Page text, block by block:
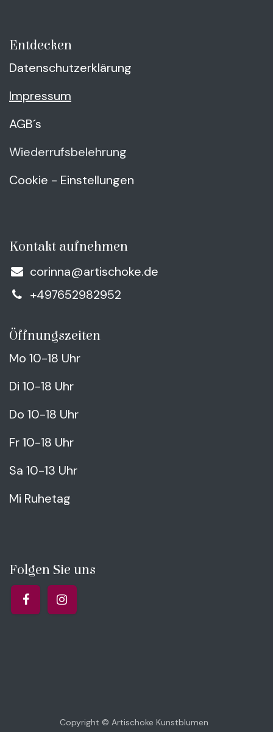
Entdecken
Datenschutzerklärung
Impressum
AGB´s
Wiederrufsbelehrung
Cookie - Einstellungen
Kontakt aufnehmen
corinna@artischoke.de
+497652982952
Öffnungszeiten
Mo 10-18 Uhr
Di 10-18 Uhr
Do 10-18 Uhr
Fr 10-18 Uhr
Sa 10-13 Uhr
Mi Ruhetag
Folgen Sie uns
Copyright © Artischoke Kunstblumen